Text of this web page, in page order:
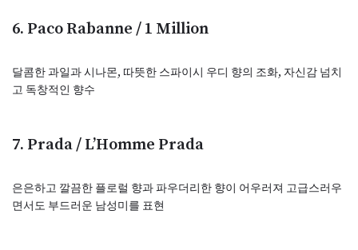
6. Paco Rabanne / 1 Million
달콤한 과일과 시나몬, 따뜻한 스파이시 우디 향의 조화, 자신감 넘치
고 독창적인 향수
7. Prada / L’Homme Prada
은은하고 깔끔한 플로럴 향과 파우더리한 향이 어우러져 고급스러우
면서도 부드러운 남성미를 표현